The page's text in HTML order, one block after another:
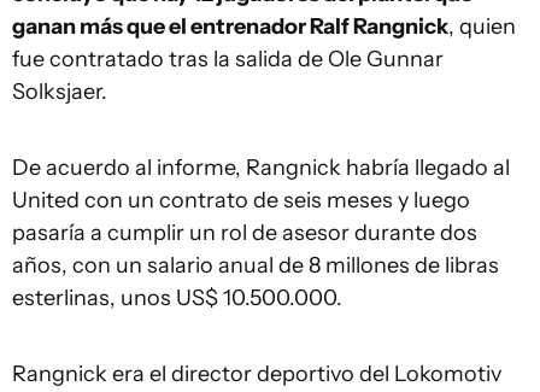
ganan más que el entrenador Ralf Rangnick, quien
fue contratado tras la salida de Ole Gunnar
Solksjaer.
De acuerdo al informe, Rangnick habría llegado al
United con un contrato de seis meses y luego
pasaría a cumplir un rol de asesor durante dos
años, con un salario anual de 8 millones de libras
esterlinas, unos US$ 10.500.000.
Rangnick era el director deportivo del Lokomotiv